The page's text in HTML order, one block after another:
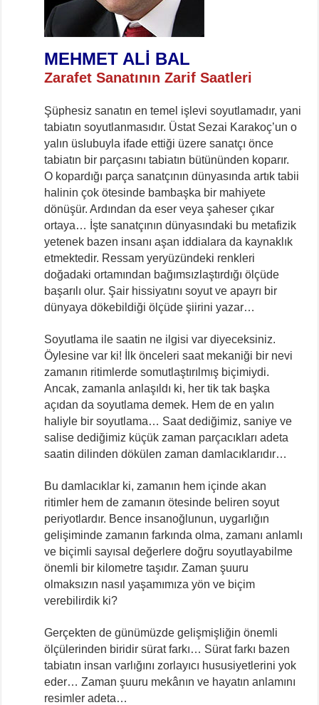
MEHMET ALİ BAL
Zarafet Sanatının Zarif Saatleri
Şüphesiz sanatın en temel işlevi soyutlamadır, yani
tabiatın soyutlanmasıdır. Üstat Sezai Karakoç’un o
yalın üslubuyla ifade ettiği üzere sanatçı önce
tabiatın bir parçasını tabiatın bütününden koparır.
O kopardığı parça sanatçının dünyasında artık tabii
halinin çok ötesinde bambaşka bir mahiyete
dönüşür. Ardından da eser veya şaheser çıkar
ortaya… İşte sanatçının dünyasındaki bu metafizik
yetenek bazen insanı aşan iddialara da kaynaklık
etmektedir. Ressam yeryüzündeki renkleri
doğadaki ortamından bağımsızlaştırdığı ölçüde
başarılı olur. Şair hissiyatını soyut ve apayrı bir
dünyaya dökebildiği ölçüde şiirini yazar…
Soyutlama ile saatin ne ilgisi var diyeceksiniz.
Öylesine var ki! İlk önceleri saat mekaniği bir nevi
zamanın ritimlerde somutlaştırılmış biçimiydi.
Ancak, zamanla anlaşıldı ki, her tik tak başka
açıdan da soyutlama demek. Hem de en yalın
haliyle bir soyutlama… Saat dediğimiz, saniye ve
salise dediğimiz küçük zaman parçacıkları adeta
saatin dilinden dökülen zaman damlacıklarıdır…
Bu damlacıklar ki, zamanın hem içinde akan
ritimler hem de zamanın ötesinde beliren soyut
periyotlardır. Bence insanoğlunun, uygarlığın
gelişiminde zamanın farkında olma, zamanı anlamlı
ve biçimli sayısal değerlere doğru soyutlayabilme
önemli bir kilometre taşıdır. Zaman şuuru
olmaksızın nasıl yaşamımıza yön ve biçim
verebilirdik ki?
Gerçekten de günümüzde gelişmişliğin önemli
ölçülerinden biridir sürat farkı… Sürat farkı bazen
tabiatın insan varlığını zorlayıcı hususiyetlerini yok
eder… Zaman şuuru mekânın ve hayatın anlamını
resimler adeta…